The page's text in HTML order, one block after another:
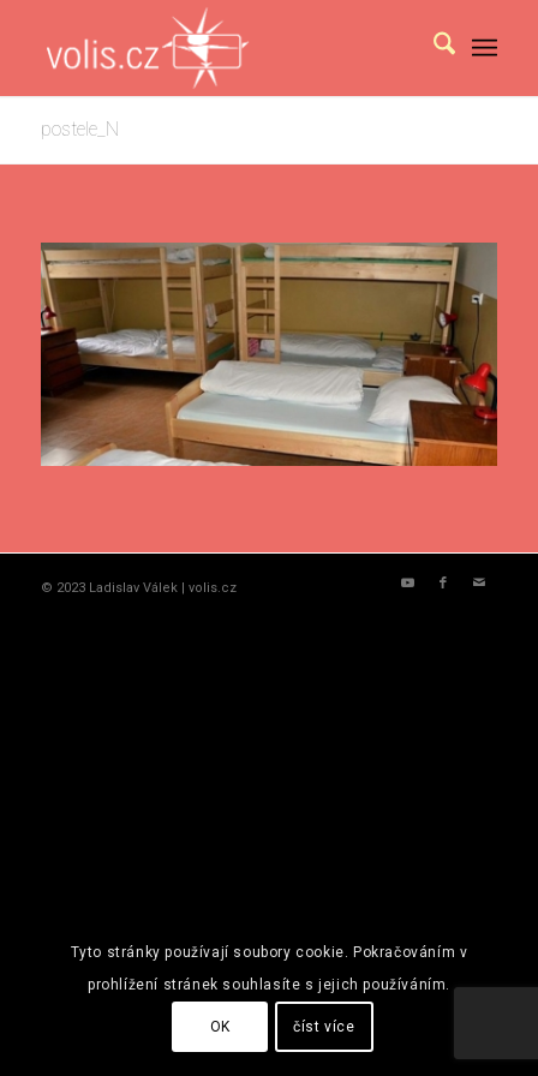
postele_N
© 2023 Ladislav Válek | volis.cz
Tyto stránky používají soubory cookie. Pokračováním v
prohlížení stránek souhlasíte s jejich používáním.
OK číst více